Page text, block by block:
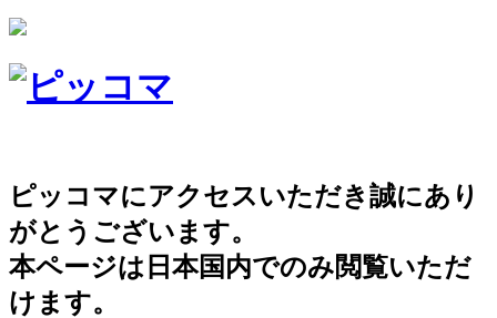
ピッコマにアクセスいただき誠にあり
がとうございます。
本ページは日本国内でのみ閲覧いただ
けます。